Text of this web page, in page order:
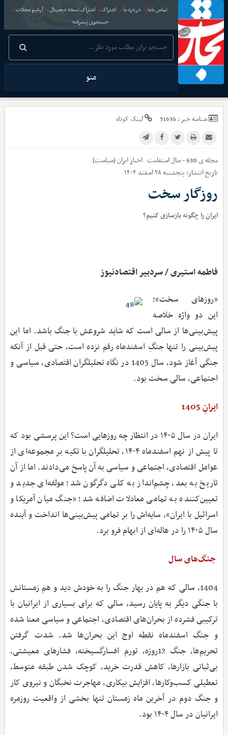
تماس باما درباره ما اشتراک اشتراک نسخه دیجیتال
آرشیو مجلات
جستجوی پیشرفته
منو
شناسه خبر :51636 لینک کوتاه
مجله ی 630 - سال استقامت اخبارایران (سیاست)
تاریخ انتشار: پنجشنبه ۲۸ اسفند ۱۴۰۴
روزگار سخت
ایران را چگونه بازسازی کنیم؟
فاطمه استیری / سردبیر اقتصادنیوز
«روزهای سخت»؛
این دو واژه خلاصه
پیش‌بینی‌ها از سالی است که شاید شروعش با جنگ باشد. اما این
پیش‌بینی را تنها جنگِ اسفندماه رقم نزده است، حتی قبل از آنکه
جنگی آغاز شود، سال 1405 در نگاه تحلیلگران اقتصادی، سیاسی و
اجتماعی، سالی سخت بود.
ایرانِ 1405
ایران در سال ۱۴۰۵ در انتظار چه روزهایی است؟ این پرسشی بود که
تا پیش از نهم اسفندماه ۱۴۰۴، تحلیلگران با تکیه بر مجموعه‌ای از
عوامل اقتصادی، اجتماعی و سیاسی به آن پاسخ می‌دادند. اما از آن
تاریخ به بعد، چشم‌انداز به کلی دگرگون شد؛ مولفه‌ای جدید و
تعیین‌کننده به تمامی معادلات اضافه شد؛ «جنگ میان آمریکا و
اسرائیل با ایران»، سایه‌اش را بر تمامی پیش‌بینی‌ها انداخت و آینده
سال ۱۴۰۵ را در هاله‌ای از ابهام فرو برد.
جنگ‌های سال
1404، سالی که هم در بهار جنگ را به خودش دید و هم زمستانش
با جنگی دیگر به پایان رسید، سالی که برای بسیاری از ایرانیان با
ترکیبی فشرده از بحران‌های اقتصادی، اجتماعی و سیاسی معنا شده
و جنگ اسفندماه نقطه اوج این بحران‌ها شد. شدت گرفتن
تحریم‌ها، جنگ 12روزه، تورم افسارگسیخته، فشارهای معیشتی،
بی‌ثباتی بازارها، کاهش قدرت خرید، کوچک شدن طبقه متوسط،
تعطیلی کسب‌وکارها، افزایش بیکاری، مهاجرت نخبگان و نیروی کار
و جنگ دوم در آخرین ماه زمستان تنها بخشی از واقعیت روزمره
ایرانیان در سال ۱۴۰۴ بود.